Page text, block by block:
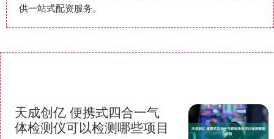
供一站式配资服务。
天成创亿 便携式四合一气
体检测仪可以检测哪些项目